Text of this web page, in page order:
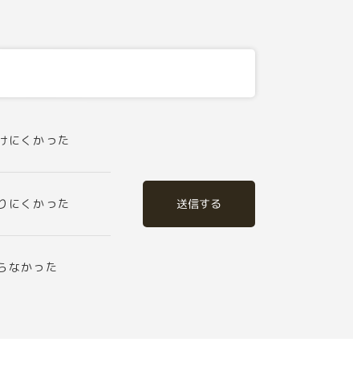
にくかった
にくかった
なかった
送信する